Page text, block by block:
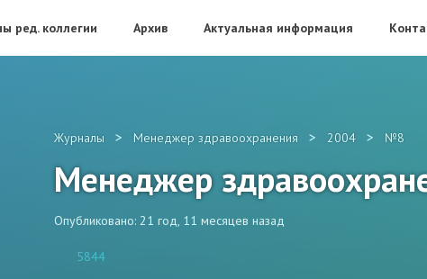
ред. коллегии Архив Актуальная информация
Журналы > Менеджер здравоохранения > 2004 > №8
Менеджер
Опубликовано: 21 год, 11 месяцев назад
5844